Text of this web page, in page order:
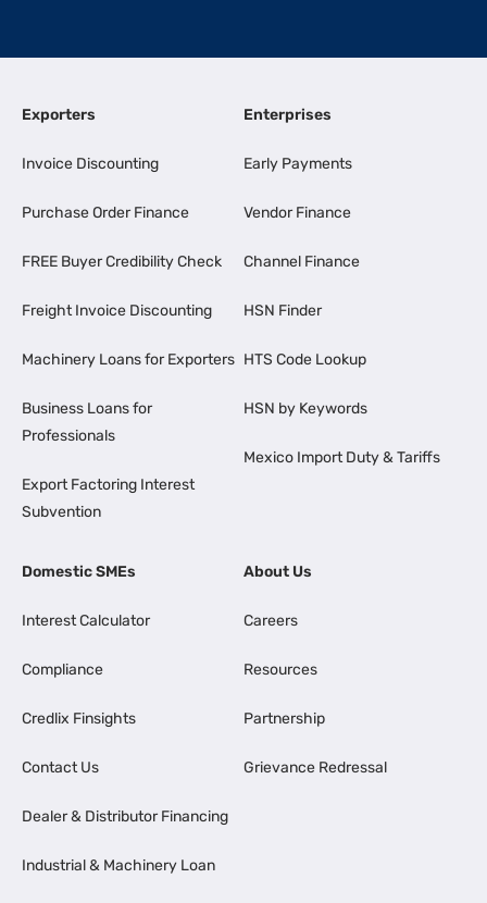
Exporters
Invoice Discounting
Purchase Order Finance
FREE Buyer Credibility Check
Freight Invoice Discounting
Machinery Loans for Exporters
Business Loans for
Professionals
Export Factoring Interest
Subvention
Enterprises
Early Payments
Vendor Finance
Channel Finance
HSN Finder
HTS Code Lookup
HSN by Keywords
Mexico Import Duty & Tariffs
Domestic SMEs
Interest Calculator
Compliance
Credlix Finsights
Contact Us
Dealer & Distributor Financing
Industrial & Machinery Loan
About Us
Careers
Resources
Partnership
Grievance Redressal